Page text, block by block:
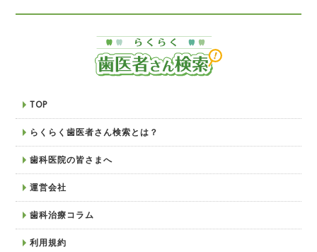
TOP
らくらく歯医者さん検索とは？
歯科医院の皆さまへ
運営会社
歯科治療コラム
利用規約